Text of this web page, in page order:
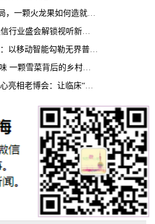
（乡村“头雁”）“头雁”破局，一颗火龙果如何造就沪上乡村特色产业化路径
AI观赛来了！这场移动通信行业盛会解锁视听新玩法
2026年世界移动通信大会：以移动智能勾勒无界普惠新愿景
（乡村“头雁”）三代腌一味 一颗雪菜背后的乡村致富经
虹桥健康科技产业创新中心亮相老博会：让临床“需求”定义银发经济新生态